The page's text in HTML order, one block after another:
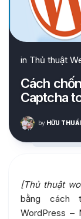
in Thủ thuật
Cách
Captcha
by HỮU
[Thủ thuật
bằng cách
WordPress –